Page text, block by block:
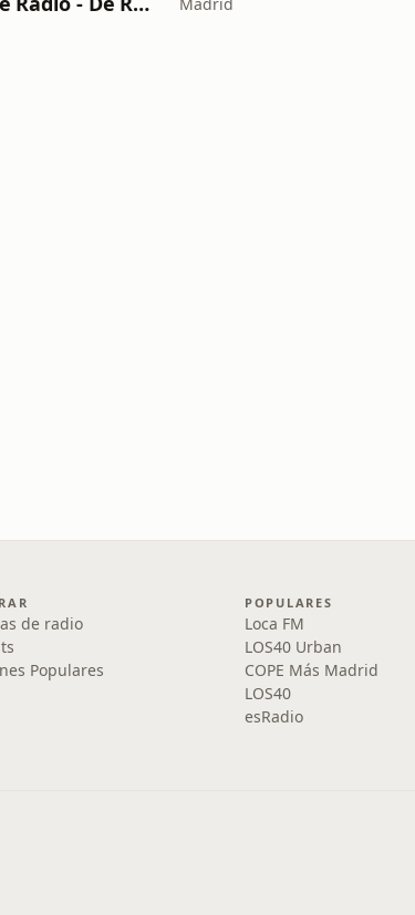
de radio
Populares
POPULARES
Loca FM
LOS40 Urban
COPE Más Madrid
LOS40
esRadio